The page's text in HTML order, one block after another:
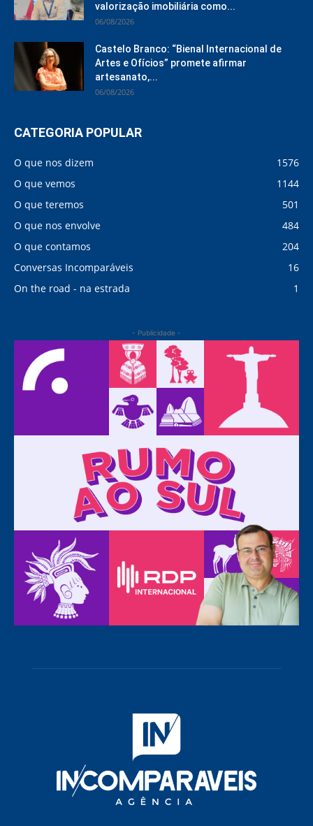
valorização imobiliária como...
06/08/2026
Castelo Branco: “Bienal Internacional de
Artes e Ofícios” promete afirmar
artesanato,...
06/08/2026
CATEGORIA POPULAR
O que nos dizem
1576
O que vemos
1144
O que teremos
501
O que nos envolve
484
O que contamos
204
Conversas Incomparáveis
16
On the road - na estrada
1
- Publicidade -